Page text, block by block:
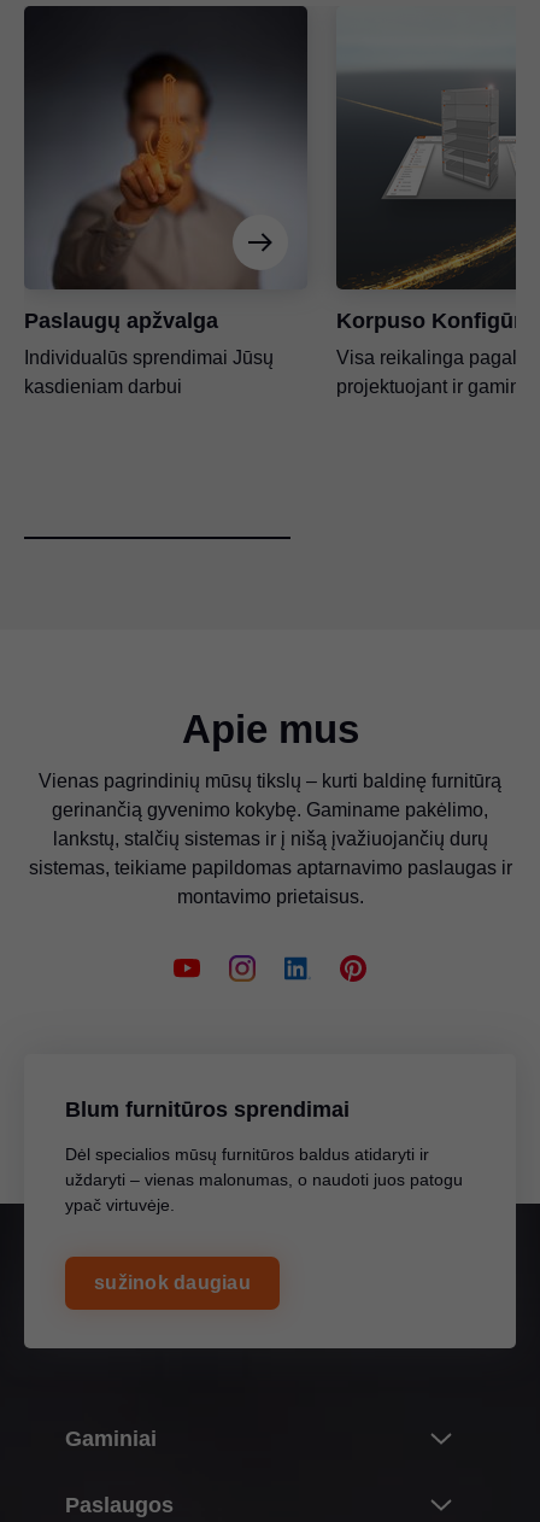
Paslaugų apžvalga
Individualūs sprendimai Jūsų
kasdieniam darbui
Korpuso
Visa reikalinga pagalba
projektuojant ir
Apie mus
Vienas pagrindinių mūsų tikslų – kurti baldinę furnitūrą
gerinančią gyvenimo kokybę. Gaminame pakėlimo,
lankstų, stalčių sistemas ir į nišą įvažiuojančių durų
sistemas, teikiame papildomas aptarnavimo paslaugas ir
montavimo prietaisus.
Blum furnitūros sprendimai
Dėl specialios mūsų furnitūros baldus atidaryti ir
uždaryti – vienas malonumas, o naudoti juos patogu
ypač virtuvėje.
sužinok daugiau
Gaminiai
Paslaugos